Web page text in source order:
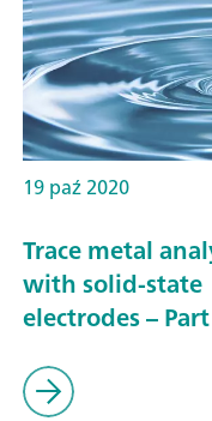
19 paź 2020
Trace metal
with solid-state
electrodes –